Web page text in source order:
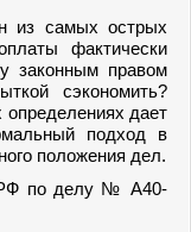
из самых острых
фактически
законным правом
сэкономить?
дает
подход в
положения дел.
РФ по делу № А40-